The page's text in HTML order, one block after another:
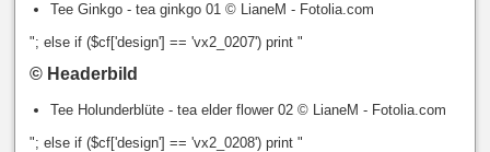
Tee Ginkgo - tea ginkgo 01 © LianeM - Fotolia.com
"; else if ($cf['design'] == 'vx2_0207') print "
© Headerbild
Tee Holunderblüte - tea elder flower 02 © LianeM - Fotolia.com
"; else if ($cf['design'] == 'vx2_0208') print "